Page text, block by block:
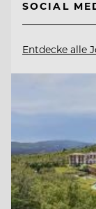
SOCIAL
Entdecke alle